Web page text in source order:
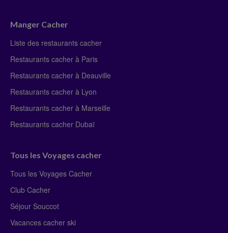
Manger Cacher
Liste des restaurants cacher
Restaurants cacher à Paris
Restaurants cacher à Deauville
Restaurants cacher à Lyon
Restaurants cacher à Marseille
Restaurants cacher Dubaï
Tous les Voyages cacher
Tous les Voyages Cacher
Club Cacher
Séjour Souccot
Vacances cacher ski